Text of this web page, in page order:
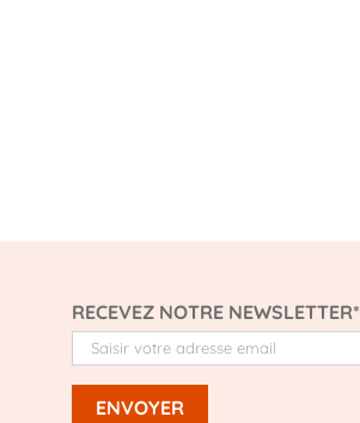
RECEVEZ NOTRE NEWSLETTER*